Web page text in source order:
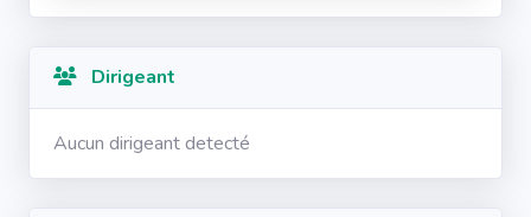
Dirigeant
Aucun dirigeant detecté